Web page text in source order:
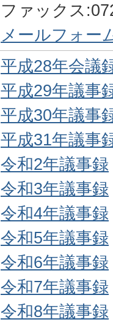
ファックス
メールフォー
平成28年会議
平成29年議事
平成30年議事
平成31年議事
令和2年議事録
令和3年議事録
令和4年議事録
令和5年議事録
令和6年議事録
令和7年議事録
令和8年議事録